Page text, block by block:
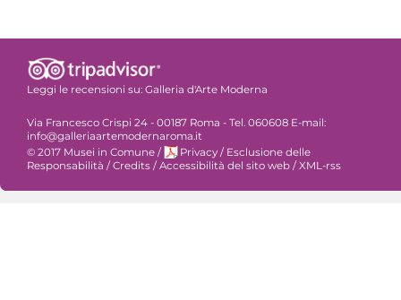
Leggi le recensioni su: Galleria d'Arte Moderna
Via Francesco Crispi 24 - 00187 Roma - Tel. 060608 E-mail:
info@galleriaartemodernaroma.it
© 2017 Musei in Comune / Privacy / Esclusione delle
Responsabilità / Credits / Accessibilità del sito web / XML-rss